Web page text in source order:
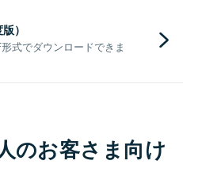
）
式でダウンロードできま
のお客さま向け